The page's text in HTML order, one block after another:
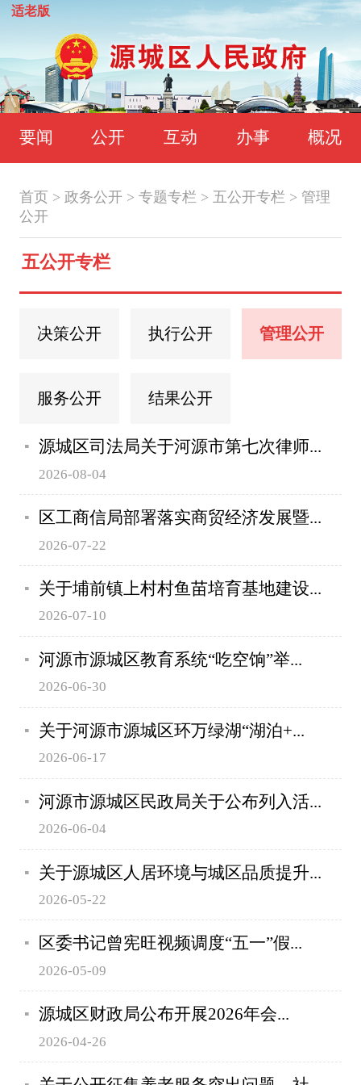
适老版
要闻 公开 互动 办事 概况
首页 > 政务公开> 专题专栏 > 五公开专栏 > 管理
公开
五公开专栏
决策公开 执行公开 管理公开
服务公开 结果公开
源城区司法局关于河源市第七次律师...
2026-08-04
区工商信局部署落实商贸经济发展暨...
2026-07-22
关于埔前镇上村村鱼苗培育基地建设...
2026-07-10
河源市源城区教育系统“吃空饷”举...
2026-06-30
关于河源市源城区环万绿湖“湖泊+...
2026-06-17
河源市源城区民政局关于公布列入活...
2026-06-04
关于源城区人居环境与城区品质提升...
2026-05-22
区委书记曾宪旺视频调度“五一”假...
2026-05-09
源城区财政局公布开展2026年会...
2026-04-26